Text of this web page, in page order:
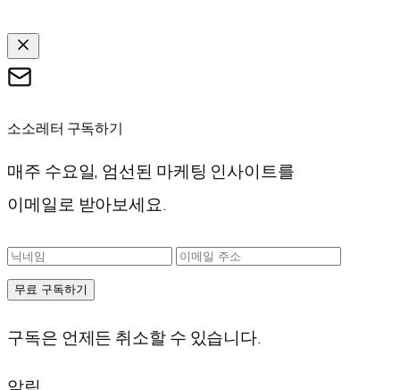
소소레터 구독하기
매주 수요일, 엄선된 마케팅 인사이트를
이메일로 받아보세요.
무료 구독하기
구독은 언제든 취소할 수 있습니다.